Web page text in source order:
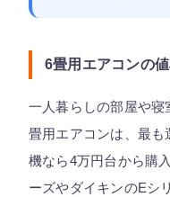
6畳用エアコンの
一人暮らしの部屋や
畳用エアコンは、最も
機なら4万円台から購
ーズやダイキンのEシ